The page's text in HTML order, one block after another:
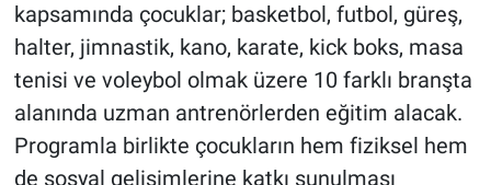
kapsamında çocuklar; basketbol, futbol, güreş,
halter, jimnastik, kano, karate, kick boks, masa
tenisi ve voleybol olmak üzere 10 farklı branşta
alanında uzman antrenörlerden eğitim alacak.
Programla birlikte çocukların hem fiziksel hem
de sosyal gelişimlerine katkı sunulması